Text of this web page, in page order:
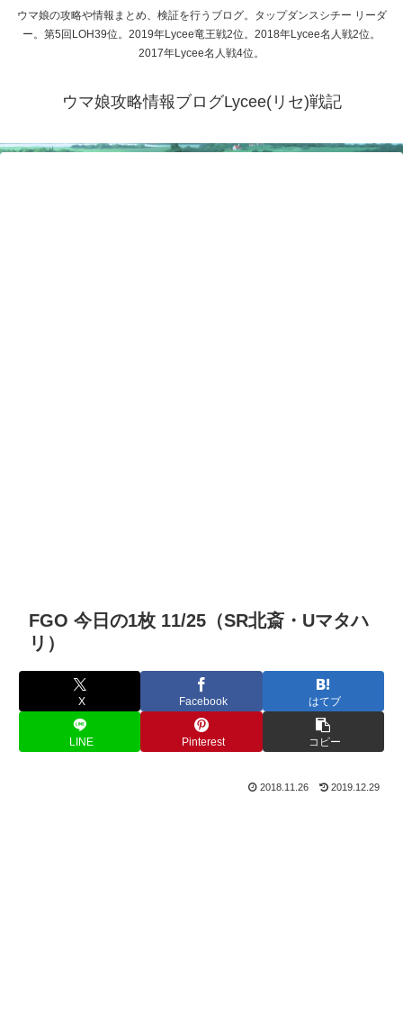
ウマ娘の攻略や情報まとめ、検証を行うブログ。タップダンスシチー リーダ
ー。第5回LOH39位。2019年Lycee竜王戦2位。2018年Lycee名人戦2位。
2017年Lycee名人戦4位。
ウマ娘攻略情報ブログLycee(リセ)戦記
FGO 今日の1枚 11/25（SR北斎・Uマタハ
リ）
X Facebook はてブ
LINE Pinterest コピー
2018.11.26 2019.12.29